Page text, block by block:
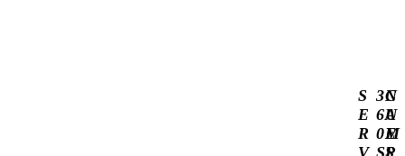
3
6
0
S
S
E
R
V
C
A
M
P
N
U
E
S